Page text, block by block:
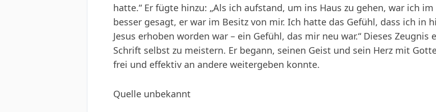
hatte.“ Er fügte hinzu: „Als ich aufstand, um ins Haus zu gehen, war ich
besser gesagt, er war im Besitz von mir. Ich hatte das Gefühl, dass ich in
Jesus erhoben worden war – ein Gefühl, das mir neu war.“ Dieses
Schrift selbst zu meistern. Er begann, seinen Geist und sein Herz mit
frei und effektiv an andere weitergeben konnte.
Quelle unbekannt